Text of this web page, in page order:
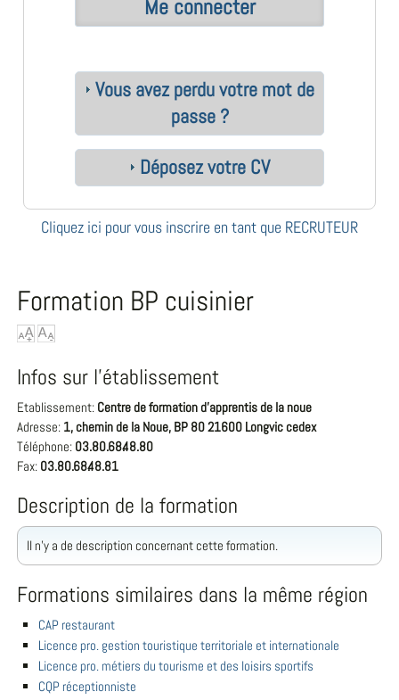
Vous avez perdu votre mot de
passe ?
Déposez votre CV
Cliquez ici pour vous inscrire en tant que RECRUTEUR
Formation BP cuisinier
Infos sur l'établissement
Etablissement: Centre de formation d'apprentis de la noue
Adresse: 1, chemin de la Noue, BP 80 21600 Longvic cedex
Téléphone: 03.80.68.48.80
Fax: 03.80.68.48.81
Description de la formation
Il n'y a de description concernant cette formation.
Formations similaires dans la même région
CAP restaurant
Licence pro. gestion touristique territoriale et internationale
Licence pro. métiers du tourisme et des loisirs sportifs
CQP réceptionniste